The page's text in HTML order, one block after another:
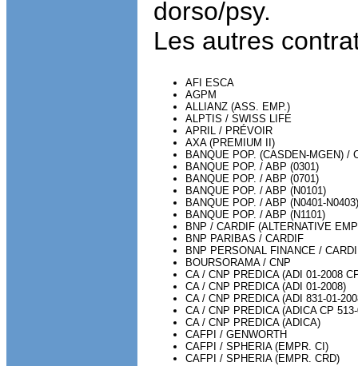
dorso/psy.
Les autres
AFI ESCA
AGPM
ALLIANZ (ASS. EMP.)
ALPTIS / SWISS LIFE
APRIL / PRÉVOIR
AXA (PREMIUM II)
BANQUE POP. (CASDEN-MGEN) /
BANQUE POP. / ABP (0301)
BANQUE POP. / ABP (0701)
BANQUE POP. / ABP (N0101)
BANQUE POP. / ABP (N0401-N0403)
BANQUE POP. / ABP (N1101)
BNP / CARDIF (ALTERNATIVE
BNP PARIBAS / CARDIF
BNP PERSONAL FINANCE /
BOURSORAMA / CNP
CA / CNP PREDICA (ADI 01-2008
CA / CNP PREDICA (ADI 01-2008)
CA / CNP PREDICA (ADI 831-01-
CA / CNP PREDICA (ADICA CP
CA / CNP PREDICA (ADICA)
CAFPI / GENWORTH
CAFPI / SPHERIA (EMPR. CI)
CAFPI / SPHERIA (EMPR. CRD)